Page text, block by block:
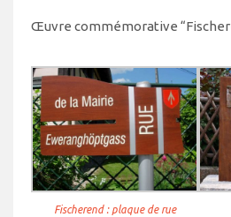
Œuvre commémorative
Fischerend : plaque de rue